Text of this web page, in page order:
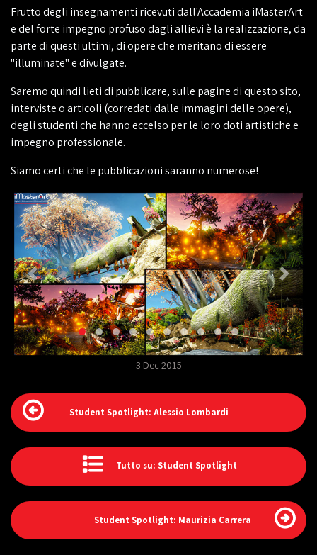
Frutto degli insegnamenti ricevuti dall'Accademia iMasterArt
e del forte impegno profuso dagli allievi è la realizzazione, da
parte di questi ultimi, di opere che meritano di essere
"illuminate" e divulgate.
Saremo quindi lieti di pubblicare, sulle pagine di questo sito,
interviste o articoli (corredati dalle immagini delle opere),
degli studenti che hanno eccelso per le loro doti artistiche e
impegno professionale.
Siamo certi che le pubblicazioni saranno numerose!
3 Dec 2015
Student Spotlight: Alessio Lombardi
Tutto su: Student Spotlight
Student Spotlight: Maurizia Carrera